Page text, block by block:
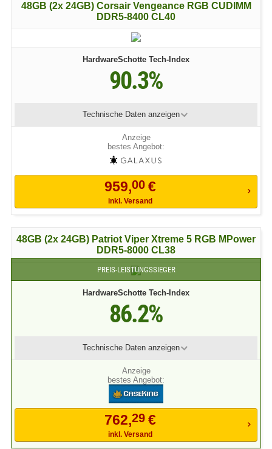
48GB (2x 24GB) Corsair Vengeance RGB CUDIMM
DDR5-8400 CL40
HardwareSchotte Tech-Index
90.3%
Technische Daten anzeigen
bestes Angebot:
959,00 €
inkl. Versand
48GB (2x 24GB) Patriot Viper Xtreme 5 RGB MPower
DDR5-8000 CL38
PREIS-LEISTUNGSSIEGER
HardwareSchotte Tech-Index
86.2%
Technische Daten anzeigen
bestes Angebot:
762,29 €
inkl. Versand